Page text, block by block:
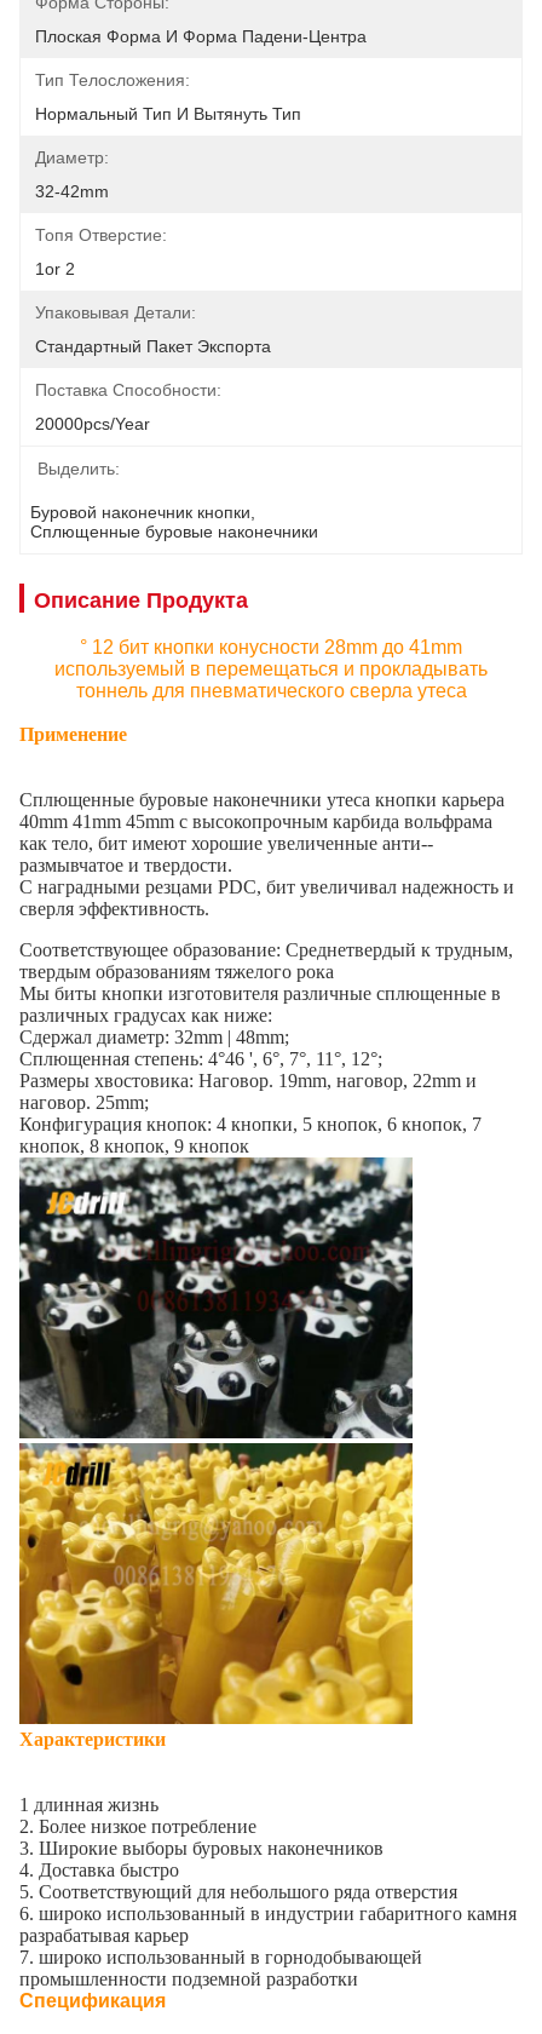
Плоская Форма И Форма Падени-Центра
Тип Телосложения:
Нормальный Тип И Вытянуть Тип
Диаметр:
32-42mm
Топя Отверстие:
1or 2
Упаковывая Детали:
Стандартный Пакет Экспорта
Поставка Способности:
20000pcs/year
Выделить:
Буровой наконечник кнопки
Сплющенные буровые наконечники
Описание Продукта
° 12 бит кнопки конусности 28mm до 41mm
используемый в перемещаться и прокладывать
тоннель для пневматического сверла утеса
Применение
Сплющенные буровые наконечники утеса кнопки карьера
40mm 41mm 45mm с высокопрочным карбида вольфрама
как тело, бит имеют хорошие увеличенные анти--
размывчатое и твердости.
С наградными резцами PDC, бит увеличивал надежность и
сверля эффективность.
Соответствующее образование: Среднетвердый к трудным,
твердым образованиям тяжелого рока
Мы биты кнопки изготовителя различные сплющенные в
различных градусах как ниже:
Сдержал диаметр: 32mm | 48mm;
Сплющенная степень: 4°46 ', 6°, 7°, 11°, 12°;
Размеры хвостовика: Наговор. 19mm, наговор, 22mm и
наговор. 25mm;
Конфигурация кнопок: 4 кнопки, 5 кнопок, 6 кнопок, 7
кнопок, 8 кнопок, 9 кнопок
Характеристики
1 длинная жизнь
2. Более низкое потребление
3. Широкие выборы буровых наконечников
4. Доставка быстро
5. Соответствующий для небольшого ряда отверстия
6. широко использованный в индустрии габаритного камня
разрабатывая карьер
7. широко использованный в горнодобывающей
промышленности подземной разработки
Спецификация